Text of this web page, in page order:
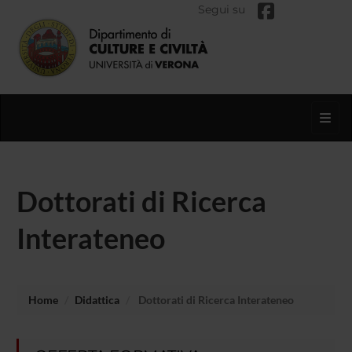
Segui su
Dottorati di Ricerca
Interateneo
Home Didattica Dottorati di Ricerca Interateneo